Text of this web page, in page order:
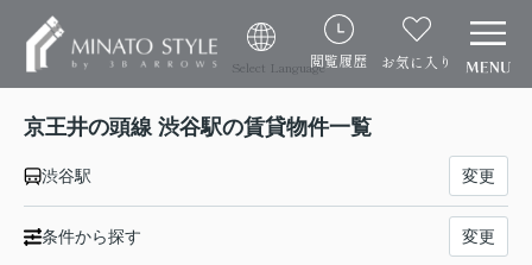
Select Language閲覧履歴 お気に入り
京王井の頭線 渋谷駅の賃貸物件一覧
渋谷駅 変更
条件から探す 変更